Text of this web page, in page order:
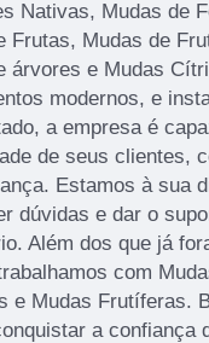
Nativas, Mudas de
Frutas, Mudas de
árvores e Mudas
modernos, e
a empresa é
de seus clientes,
Estamos à sua
dúvidas e dar o
Além dos que já
com
e Mudas Frutíferas.
a confiança